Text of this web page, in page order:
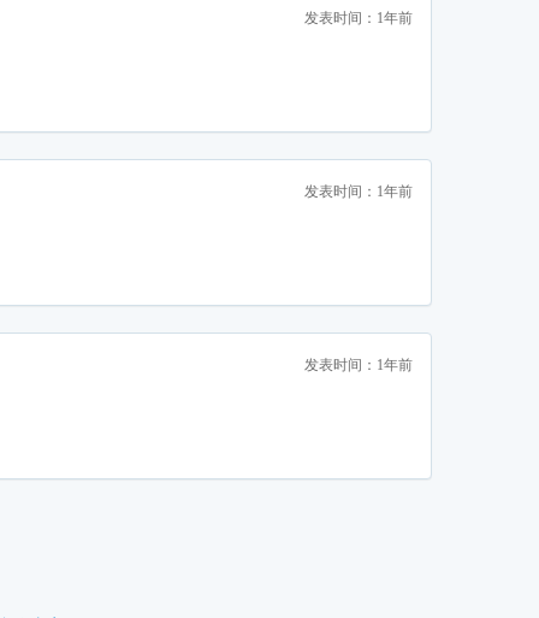
发表时间：1年前
发表时间：1年前
发表时间：1年前